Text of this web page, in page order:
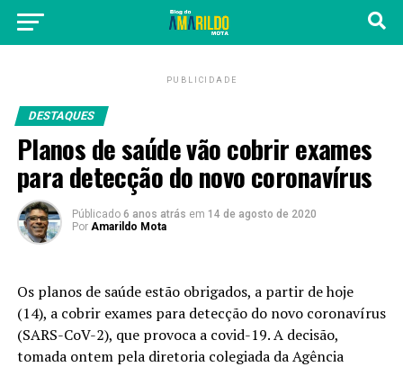
PUBLICIDADE
DESTAQUES
Planos de saúde vão cobrir exames
para detecção do novo coronavírus
Públicado 6 anos atrás em 14 de agosto de 2020
Por Amarildo Mota
Os planos de saúde estão obrigados, a partir de hoje
(14), a cobrir exames para detecção do novo coronavírus
(SARS-CoV-2), que provoca a covid-19. A decisão,
tomada ontem pela diretoria colegiada da Agência